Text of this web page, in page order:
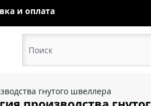
и оплата
гнутого швеллера